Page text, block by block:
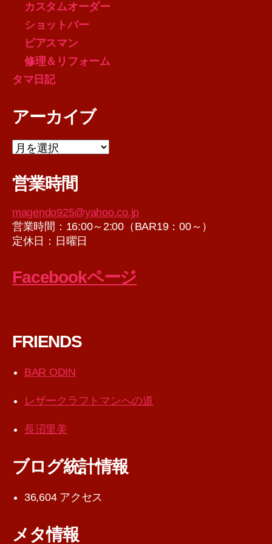
カスタムオーダー
ショットバー
ピアスマン
修理＆リフォーム
タマ日記
アーカイブ
ア
イ
営業時間
magendo925@yahoo.co.jp
営業時間：16:00～2:00（BAR19：00～）
定休日：日曜日
Facebookページ
FRIENDS
BAR ODIN
レザークラフトマンへの道
長沼里美
ブログ統計情報
36,604 アクセス
メタ情報